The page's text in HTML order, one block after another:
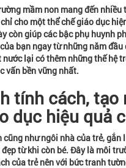
mầm non mang đến nhiều
cho một thể chế giáo dục
còn giúp các bậc phụ huynh
bạn ngay từ những năm đầu
nước lại có thêm những thế hệ
vấn bền vững nhất.
tính cách, tạo
dục hiệu quả
cũng như ngôi nhà của trẻ, gắn
từ khi còn bé. Đây là môi
của trẻ nên với bức tranh